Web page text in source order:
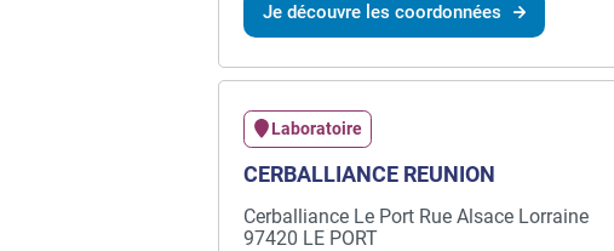
Je découvre les coordonnées
Laboratoire
CERBALLIANCE REUNION
Cerballiance Le Port Rue Alsace Lorraine
97420 LE PORT